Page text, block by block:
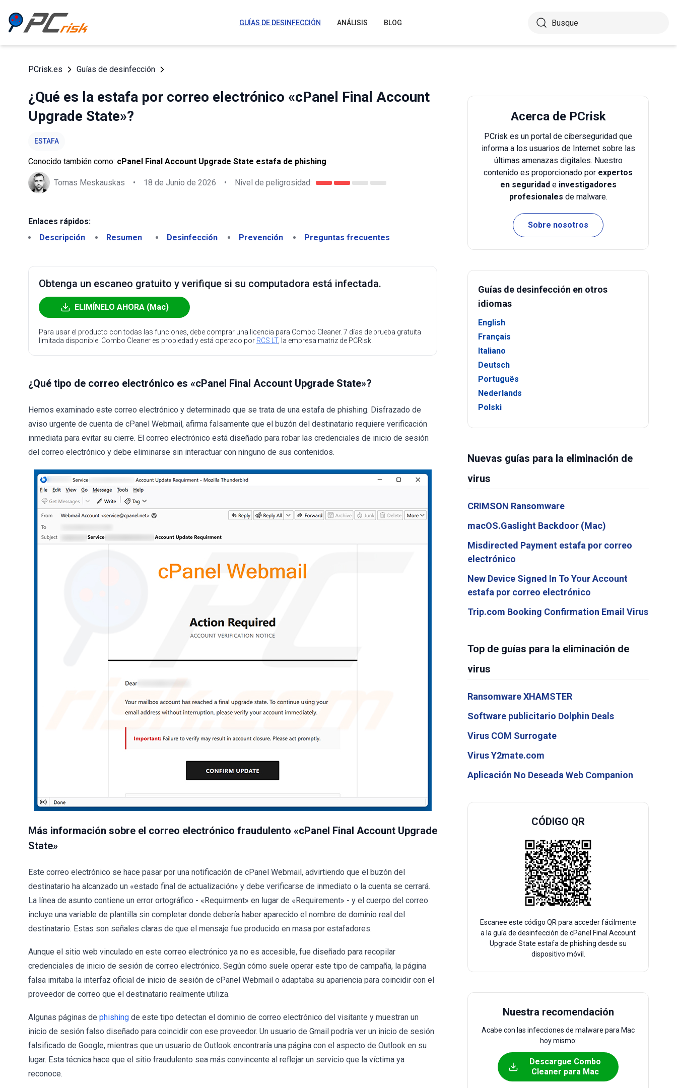
GUÍAS DE DESINFECCIÓN ANÁLISIS BLOG
PCrisk.es Guías de desinfección
¿Qué es la estafa por correo electrónico «cPanel Final Account
Upgrade State»?
ESTAFA
Conocido también como: cPanel Final Account Upgrade State estafa de phishing
Tomas Meskauskas • 18 de Junio de 2026 • Nivel de peligrosidad:
Enlaces rápidos:
Descripción
Resumen Desinfección Prevención Preguntas frecuentes
Obtenga un escaneo gratuito y verifique si su computadora está infectada.
ELIMÍNELO AHORA (Mac)
Para usar el producto con todas las funciones, debe comprar una licencia para Combo Cleaner. 7 días de prueba gratuita
limitada disponible. Combo Cleaner es propiedad y está operado por RCS LT, la empresa matriz de PCRisk.
¿Qué tipo de correo electrónico es «cPanel Final Account Upgrade State»?
Hemos examinado este correo electrónico y determinado que se trata de una estafa de phishing. Disfrazado de
aviso urgente de cuenta de cPanel Webmail, afirma falsamente que el buzón del destinatario requiere verificación
inmediata para evitar su cierre. El correo electrónico está diseñado para robar las credenciales de inicio de sesión
del correo electrónico y debe eliminarse sin interactuar con ninguno de sus contenidos.
Más información sobre el correo electrónico fraudulento «cPanel Final Account Upgrade
State»
Este correo electrónico se hace pasar por una notificación de cPanel Webmail, advirtiendo que el buzón del
destinatario ha alcanzado un «estado final de actualización» y debe verificarse de inmediato o la cuenta se cerrará.
La línea de asunto contiene un error ortográfico - «Requirment» en lugar de «Requirement» - y el cuerpo del correo
incluye una variable de plantilla sin completar donde debería haber aparecido el nombre de dominio real del
destinatario. Estas son señales claras de que el mensaje fue producido en masa por estafadores.
Aunque el sitio web vinculado en este correo electrónico ya no es accesible, fue diseñado para recopilar
credenciales de inicio de sesión de correo electrónico. Según cómo suele operar este tipo de campaña, la página
falsa imitaba la interfaz oficial de inicio de sesión de cPanel Webmail o adaptaba su apariencia para coincidir con el
proveedor de correo que el destinatario realmente utiliza.
Algunas páginas de phishing de este tipo detectan el dominio de correo electrónico del visitante y muestran un
inicio de sesión falso diseñado para coincidir con ese proveedor. Un usuario de Gmail podría ver un inicio de sesión
falsificado de Google, mientras que un usuario de Outlook encontraría una página con el aspecto de Outlook en su
lugar. Esta técnica hace que el sitio fraudulento sea más convincente al reflejar un servicio que la víctima ya
reconoce.
Acerca de PCrisk
PCrisk es un portal de ciberseguridad que
informa a los usuarios de Internet sobre las
últimas amenazas digitales. Nuestro
contenido es proporcionado por expertos
en seguridade investigadores
profesionales de malware.
Sobre nosotros
Guías de desinfección en otros
idiomas
English
Français
Italiano
Deutsch
Português
Nederlands
Polski
Nuevas guías para la eliminación de
virus
CRIMSON Ransomware
macOS.Gaslight Backdoor (Mac)
Misdirected Payment estafa por correo
electrónico
New Device Signed In To Your Account
estafa por correo electrónico
Trip.com Booking Confirmation Email Virus
Top de guías para la eliminación de
virus
Ransomware XHAMSTER
Software publicitario Dolphin Deals
Virus COM Surrogate
Virus Y2mate.com
Aplicación No Deseada Web Companion
CÓDIGO QR
Escanee este código QR para acceder fácilmente
a la guía de desinfección de cPanel Final Account
Upgrade State estafa de phishing desde su
dispositivo móvil.
Nuestra recomendación
Acabe con las infecciones de malware para Mac
hoy mismo:
Descargue Combo
Cleaner para Mac